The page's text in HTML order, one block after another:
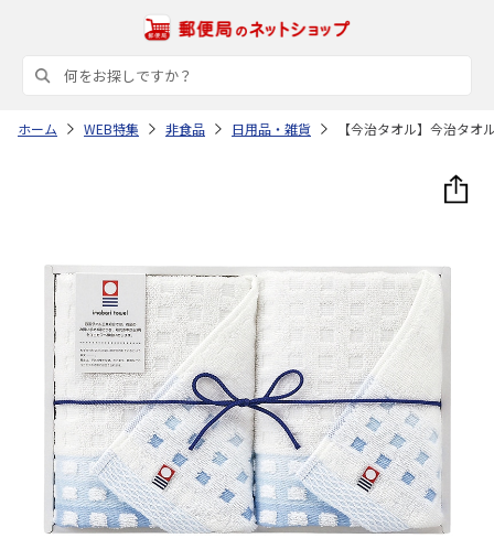
ホーム WEB特集 非食品 日用品・雑貨 【今治タオル】今治タ